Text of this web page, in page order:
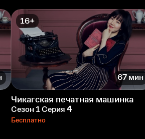
16+
67 мин
Чикагская печатная машинка
Сезон 1 Серия 4
Бесплатно